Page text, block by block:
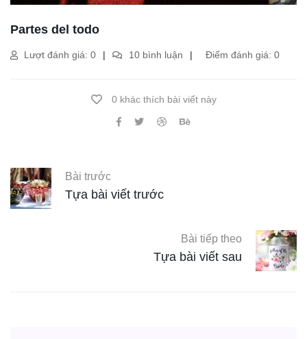
Partes del todo
Lượt đánh giá: 0 10 bình luận Điểm đánh giá: 0
0 khác thích bài viết này
Bài trước
Tựa bài viết trước
Bài tiếp theo
Tựa bài viết sau